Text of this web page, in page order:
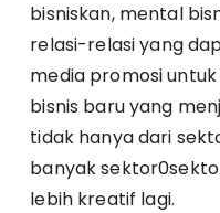
bisniskan, mental
relasi-relasi yang
media promosi
bisnis baru yang
tidak hanya dari
banyak
lebih kreatif lagi.